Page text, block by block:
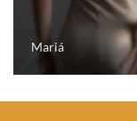
Mariá